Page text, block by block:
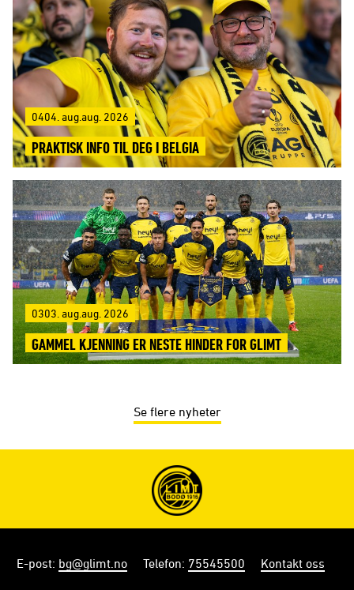
0404. aug.aug. 2026
PRAKTISK INFO TIL DEG I BELGIA
0303. aug.aug. 2026
GAMMEL KJENNING ER NESTE HINDER FOR GLIMT
Se flere nyheter
E-post: bg@glimt.no Telefon: 75545500 Kontakt oss